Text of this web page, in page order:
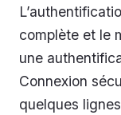
complète et le
une
Connexion
quelques